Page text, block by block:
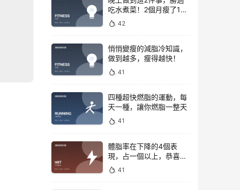
吃水煮菜！2個月瘦了15
斤，腰圍下降6cm
42
悄悄變瘦的減脂冷知識，
做到越多，瘦得越快！
41
四種超快燃脂的運動，每
天一種，讓你燃脂一整天
41
體脂率在下降的4個表
現，占一個以上，恭喜你
正在變瘦
41